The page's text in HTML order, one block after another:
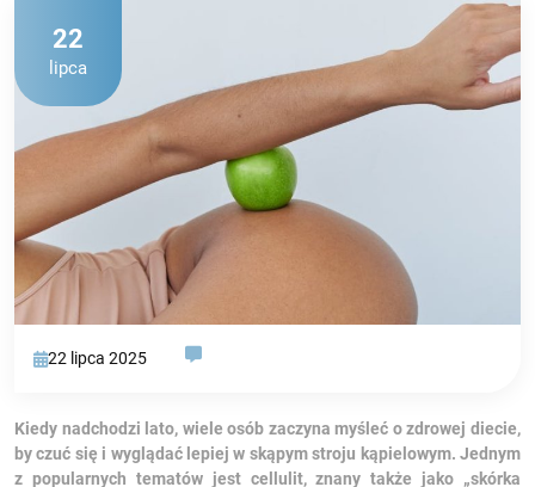
22 lipca 2025
22
lipca
Kiedy nadchodzi lato, wiele osób zaczyna myśleć o zdrowej diecie,
by czuć się i wyglądać lepiej w skąpym stroju kąpielowym. Jednym
z popularnych tematów jest cellulit, znany także jako „skórka